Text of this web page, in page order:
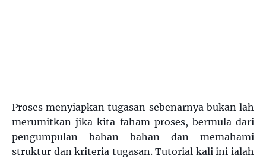
Proses menyiapkan tugasan sebenarnya bukan lah
merumitkan jika kita faham proses, bermula dari
pengumpulan bahan bahan dan memahami
struktur dan kriteria tugasan. Tutorial kali ini ialah